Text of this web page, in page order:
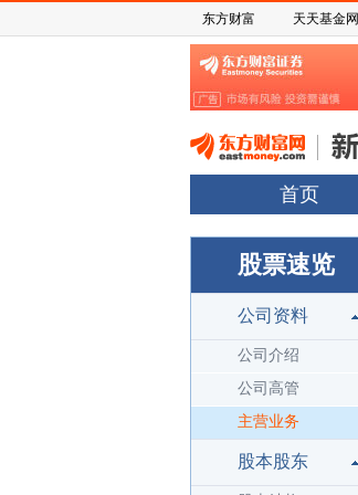
东方财富 天天基金网
首页
股票速览
公司资料
公司介绍
公司高管
主营业务
股本股东